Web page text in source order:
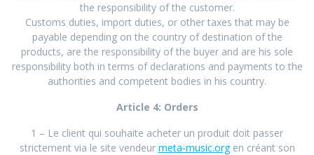
the responsibility of the customer.
Customs duties, import duties, or other taxes that may be
payable depending on the country of destination of the
products, are the responsibility of the buyer and are his sole
responsibility both in terms of declarations and payments to the
authorities and competent bodies in his country.
Article 4: Orders
1 – Le client qui souhaite acheter un produit doit passer
strictement via le site vendeur meta-music.orgen créant son